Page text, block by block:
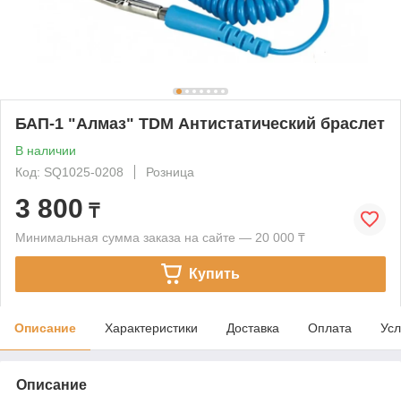
БАП-1 "Алмаз" TDM Антистатический браслет
В наличии
Код: SQ1025-0208
Розница
3 800 ₸
Минимальная сумма заказа на сайте — 20 000 ₸
Купить
Описание Характеристики Доставка Оплата
Описание